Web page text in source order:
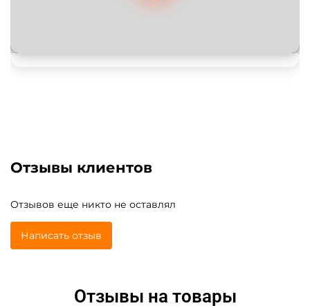
Отзывы клиентов
Отзывов еще никто не оставлял
Написать отзыв
Отзывы на товары